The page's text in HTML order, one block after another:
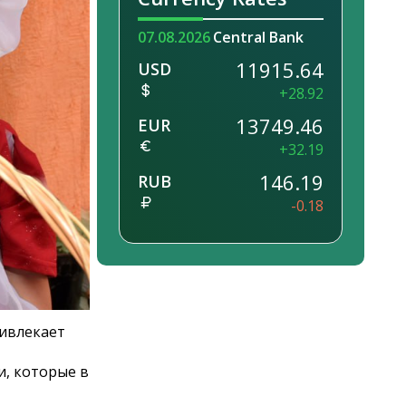
которые в
07.08.2026Central Bank
USD 11915.64
+28.92
EUR 13749.46
+32.19
RUB 146.19
-0.18